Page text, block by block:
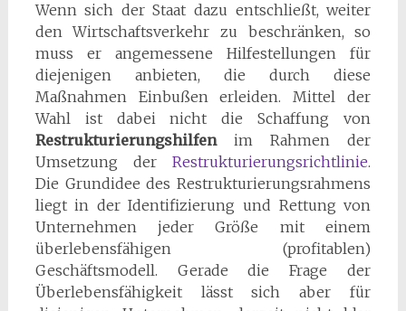
Wenn sich der Staat dazu entschließt, weiter
den Wirtschaftsverkehr zu beschränken, so
muss er angemessene Hilfestellungen für
diejenigen anbieten, die durch diese
Maßnahmen Einbußen erleiden. Mittel der
Wahl ist dabei nicht die Schaffung von
Restrukturierungshilfenim Rahmen der
Umsetzung derRestrukturierungsrichtlinie.
Die Grundidee des Restrukturierungsrahmens
liegt in der Identifizierung und Rettung von
Unternehmen jeder Größe mit einem
überlebensfähigen (profitablen)
Geschäftsmodell. Gerade die Frage der
Überlebensfähigkeit lässt sich aber für